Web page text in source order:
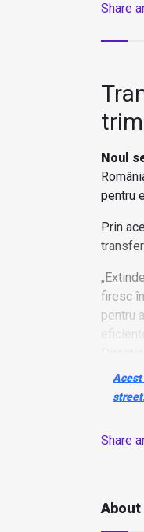
Share
Noul
pentru
Prin
firesc
pentru
Acest
Share
About